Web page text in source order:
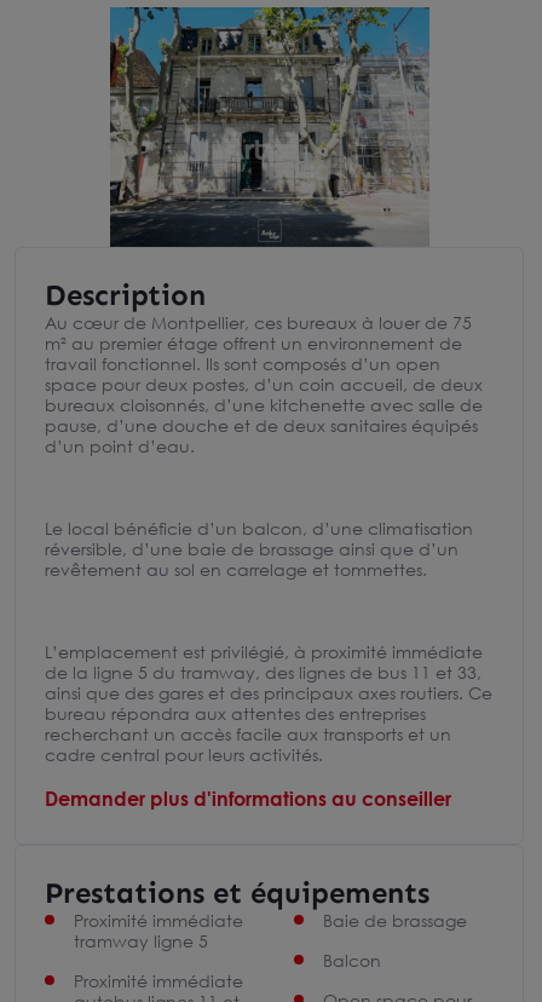
Description
Au cœur de Montpellier, ces bureaux à louer de 75
m² au premier étage offrent un environnement de
travail fonctionnel. Ils sont composés d’un open
space pour deux postes, d’un coin accueil, de deux
bureaux cloisonnés, d’une kitchenette avec salle de
pause, d’une douche et de deux sanitaires équipés
d’un point d’eau.
Le local bénéficie d’un balcon, d’une climatisation
réversible, d’une baie de brassage ainsi que d’un
revêtement au sol en carrelage et tommettes.
L’emplacement est privilégié, à proximité immédiate
de la ligne 5 du tramway, des lignes de bus 11 et 33,
ainsi que des gares et des principaux axes routiers. Ce
bureau répondra aux attentes des entreprises
recherchant un accès facile aux transports et un
cadre central pour leurs activités.
Demander plus d'informations au conseiller
Prestations et équipements
Proximité immédiate
tramway ligne 5
Proximité immédiate
Baie de brassage
Balcon